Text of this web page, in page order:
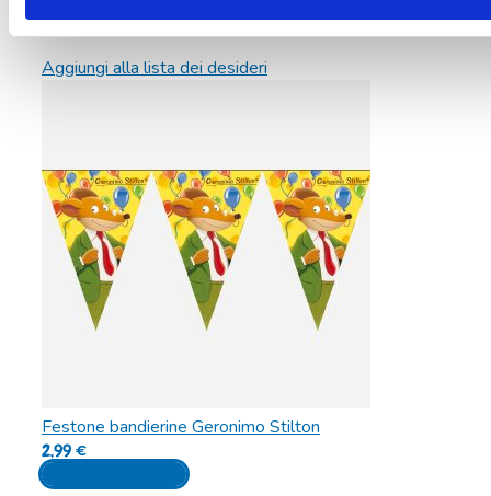
Aggiungi alla lista dei desideri
Festone bandierine Geronimo Stilton
2,99€
Aggiungi al carrello